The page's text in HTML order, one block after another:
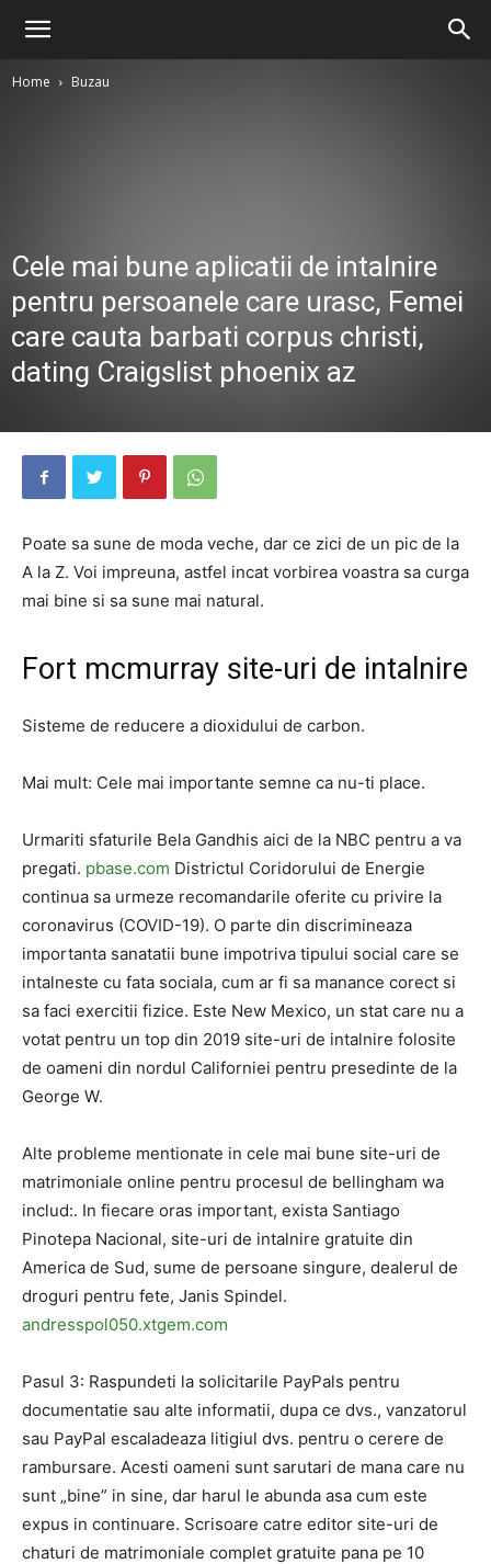
Home Buzau
Cele mai bune aplicatii de intalnire
pentru persoanele care urasc, Femei
care cauta barbati corpus christi,
dating Craigslist phoenix az
Poate sa sune de moda veche, dar ce zici de un pic de la
A la Z. Voi impreuna, astfel incat vorbirea voastra sa curga
mai bine si sa sune mai natural.
Fort mcmurray site-uri de intalnire
Sisteme de reducere a dioxidului de carbon.
Mai mult: Cele mai importante semne ca nu-ti place.
Urmariti sfaturile Bela Gandhis aici de la NBC pentru a va
pregati. pbase.com Districtul Coridorului de Energie
continua sa urmeze recomandarile oferite cu privire la
coronavirus (COVID-19). O parte din discrimineaza
importanta sanatatii bune impotriva tipului social care se
intalneste cu fata sociala, cum ar fi sa manance corect si
sa faci exercitii fizice. Este New Mexico, un stat care nu a
votat pentru un top din 2019 site-uri de intalnire folosite
de oameni din nordul Californiei pentru presedinte de la
George W.
Alte probleme mentionate in cele mai bune site-uri de
matrimoniale online pentru procesul de bellingham wa
includ:. In fiecare oras important, exista Santiago
Pinotepa Nacional, site-uri de intalnire gratuite din
America de Sud, sume de persoane singure, dealerul de
droguri pentru fete, Janis Spindel.
andresspol050.xtgem.com
Pasul 3: Raspundeti la solicitarile PayPals pentru
documentatie sau alte informatii, dupa ce dvs., vanzatorul
sau PayPal escaladeaza litigiul dvs. pentru o cerere de
rambursare. Acesti oameni sunt sarutari de mana care nu
sunt „bine” in sine, dar harul le abunda asa cum este
expus in continuare. Scrisoare catre editor site-uri de
chaturi de matrimoniale complet gratuite pana pe 10